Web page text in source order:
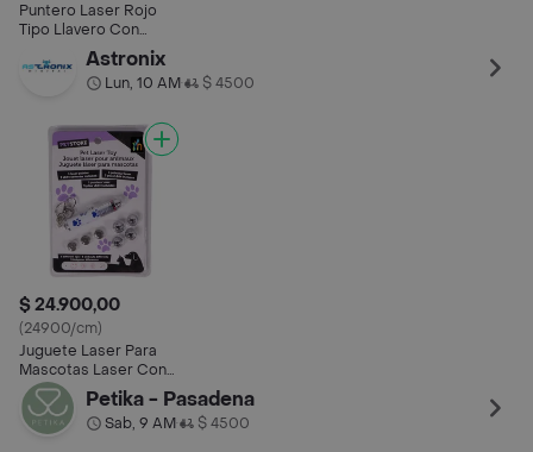
Puntero Laser Rojo
Tipo Llavero Con
Linterna X 1 UndAstronix
Lun, 10 AM• $ 4500
$ 24.900,00
(24900/cm)
Juguete Laser Para
Mascotas Laser Con
Bateria Y Accesorios
Petika - Pasadena
Sab, 9 AM• $ 4500